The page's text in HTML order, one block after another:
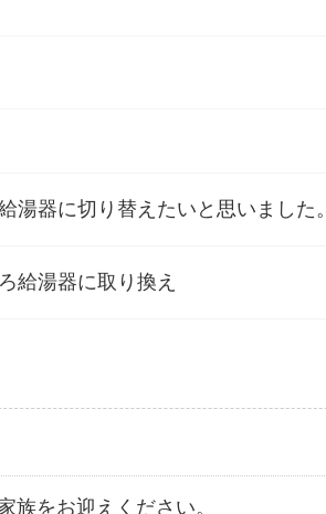
湯器に切り替えたいと思いました。
給湯器に取り換え
族をお迎えください。